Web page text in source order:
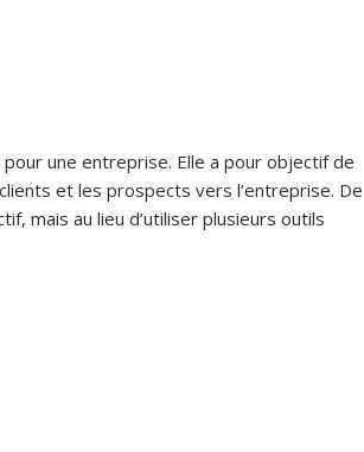
une entreprise. Elle a pour objectif de
et les prospects vers l’entreprise. De
mais au lieu d’utiliser plusieurs outils